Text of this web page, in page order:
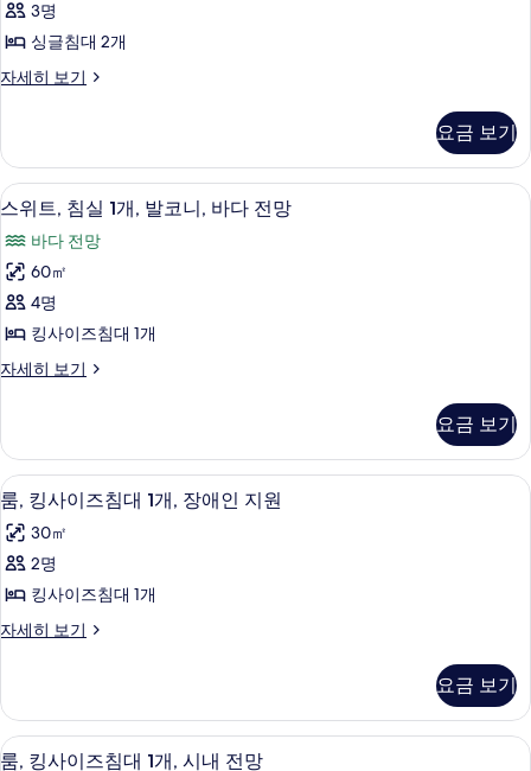
테
라
스,
전
망
사
진
모
두
보
기
개,
라
전
망
자
세
히
보
기
윈
룸,
테
스,
바
다
전
망
사
진
모
기
3명
싱글침대 2개
자세히 보기
디
윈
룸,
테
스,
바
전
망
세
요금 보기
스
트,
침
실
1
개,
코
니,
바
다
전
망
사
두
보
스위트, 침실 1개, 발코니, 바다 전망 |
7
스위트, 침실 1개, 발코니, 바다 전망
바다 전망
60㎡
4명
킹사이즈침대 1개
자세히 보기
스
실
개,
발
코
니,
다
전
망
히
기
요금 보기
룸,
킹
사
이
즈
침
1
개,
장
룸, 킹사이즈침대 1개, 장애인 지원 | 객
8
룸, 킹사이즈침대 1개, 장애인 지원
30㎡
2명
킹사이즈침대 1개
자세히 보기
룸,
즈
침
대
요금 보기
룸,
객실 내 금고, 책상, 노트북 작업 공간,
7
룸, 킹사이즈침대 1개, 시내 전망